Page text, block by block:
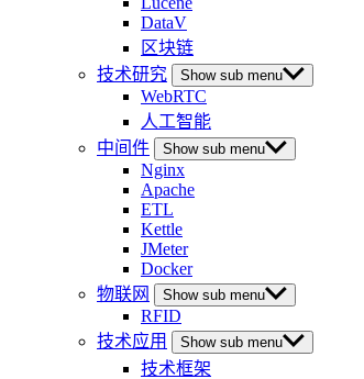
DataV
区块链
技术研究
Show sub menu
WebRTC
人工智能
中间件
Show sub menu
Nginx
Apache
ETL
Kettle
JMeter
Docker
物联网
Show sub menu
RFID
技术应用
Show sub menu
技术框架